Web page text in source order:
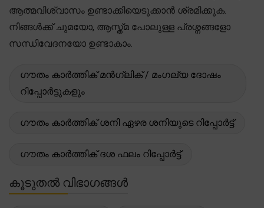
ആത്മവിശ്വാസം ഉണ്ടാക്കിയെടുക്കാൻ ശ്രമിക്കുക.
നിങ്ങൾക്ക് ചുമയോ, ആസ്ത്മ പോലുള്ള പ്രശ്നങ്ങളോ
സന്ധിവേദനയോ ഉണ്ടാകാം.
ഗൗതം കാർത്തിക് മൻഗ്ലിക് / മംഗല്യ ദോഷം
റിപ്പോർട്ടുകളും
ഗൗതം കാർത്തിക് ശനി ഏഴര ശനിയുടെ റിപ്പോർട്ട്
ഗൗതം കാർത്തിക് ദശ ഫലം റിപ്പോർട്ട്
കൂടുതൽ വിഭാഗങ്ങൾ